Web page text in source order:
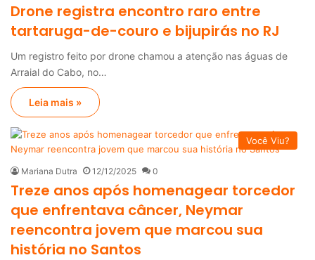
Drone registra encontro raro entre
tartaruga-de-couro e bijupirás no RJ
Um registro feito por drone chamou a atenção nas águas de
Arraial do Cabo, no…
Leia mais »
Você Viu?
Mariana Dutra 12/12/2025 0
Treze anos após homenagear torcedor
que enfrentava câncer, Neymar
reencontra jovem que marcou sua
história no Santos